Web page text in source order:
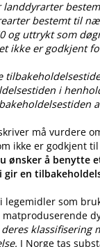
bestemt til
og uttrykt som
ikke er godkjent
i
må vurdere
ikke er godkjent
ønsker å benytte
en
legemidler som
klassifisering
I Norge tas